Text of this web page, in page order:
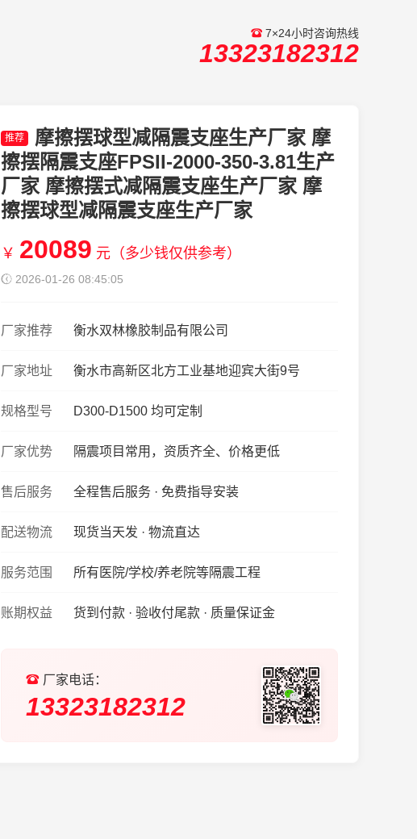
7×24小时咨询热线
13323182312
推荐
摩擦摆球型减隔震支座生产厂家 摩
擦摆隔震支座FPSII-2000-350-3.81生产
厂家 摩擦摆式减隔震支座生产厂家 摩
擦摆球型减隔震支座生产厂家
￥ 20089 元（多少钱仅供参考）
2026-01-26 08:45:05
厂家推荐 衡水双林橡胶制品有限公司
厂家地址 衡水市高新区北方工业基地迎宾大街9号
规格型号 D300-D1500 均可定制
厂家优势 隔震项目常用，资质齐全、价格更低
售后服务 全程售后服务 · 免费指导安装
配送物流 现货当天发 · 物流直达
服务范围 所有医院/学校/养老院等隔震工程
账期权益 货到付款 · 验收付尾款 · 质量保证金
厂家电话：
13323182312